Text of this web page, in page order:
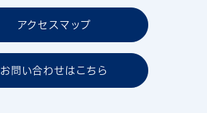
アクセスマップ
お問い合わせはこちら